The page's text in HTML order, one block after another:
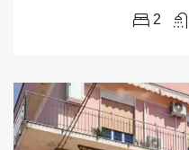
2